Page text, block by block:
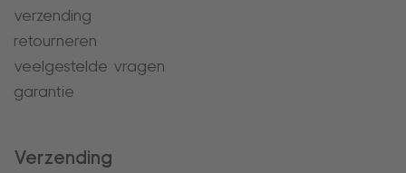
verzending
retourneren
veelgestelde vragen
garantie
Verzending